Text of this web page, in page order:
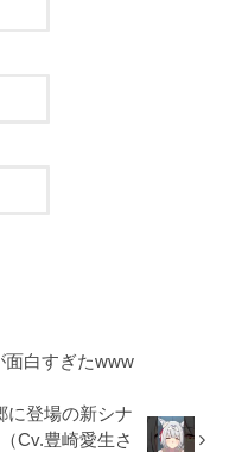
面白すぎたwww
に登場の新シナ
Cv.豊崎愛生さ